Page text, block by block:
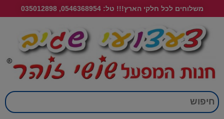
משלוחים לכל חלקי הארץ!!! טל: 0546368954, 035012898